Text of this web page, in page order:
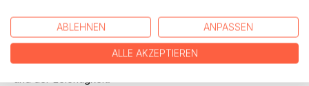
verschiedener Herkünfte und Lagen abgefüllt. Alte
Jahrgänge neben jungen, spritzig-wilden. Lagen aus
nächster Nähe ebenso wie aus dem sonnigen Süden. Allen
gemeinsam ist die Stimulans für Momente des Lächelns
und der Leichtigkeit.
ABLEHNEN ANPASSEN
ALLE AKZEPTIEREN